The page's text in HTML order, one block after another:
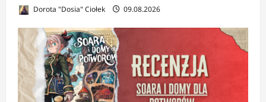
Dorota "Dosia" Ciołek 09.08.2026